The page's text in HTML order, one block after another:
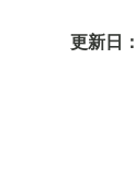
更新日：